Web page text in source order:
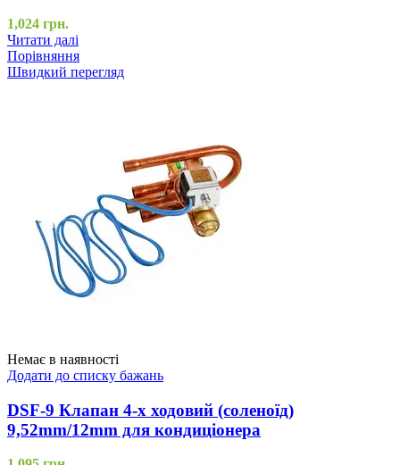
1,024 грн.
Читати далі
Порівняння
Швидкий перегляд
Немає в наявності
Додати до списку бажань
DSF-9 Клапан 4-х ходовий (соленоїд)
9,52mm/12mm для кондиціонера